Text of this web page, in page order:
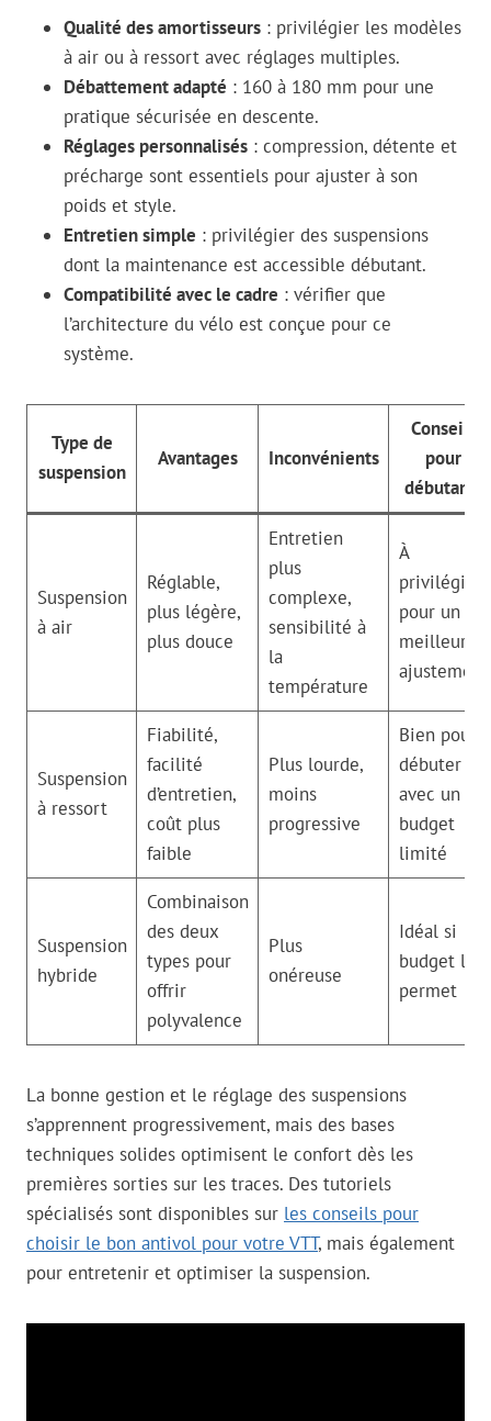
Qualité des amortisseurs : privilégier les modèles
à air ou à ressort avec réglages multiples.
Débattement adapté : 160 à 180 mm pour une
pratique sécurisée en descente.
Réglages personnalisés : compression, détente et
précharge sont essentiels pour ajuster à son
poids et style.
Entretien simple : privilégier des suspensions
dont la maintenance est accessible débutant.
Compatibilité avec le cadre : vérifier que
l’architecture du vélo est conçue pour ce
système.
Type de
suspension
Avantages Inconvénients
Conseils
pour
débutants
Suspension
à air
Réglable,
plus légère,
plus douce
Entretien
plus
complexe,
sensibilité à
la
température
À
privilégier
pour un
meilleur
ajustement
Suspension
à ressort
Fiabilité,
facilité
d’entretien,
coût plus
faible
Plus lourde,
moins
progressive
Bien pour
débuter
avec un
budget
limité
Suspension
hybride
Combinaison
des deux
types pour
offrir
polyvalence
Plus
onéreuse
Idéal si
budget le
permet
La bonne gestion et le réglage des suspensions
s’apprennent progressivement, mais des bases
techniques solides optimisent le confort dès les
premières sorties sur les traces. Des tutoriels
spécialisés sont disponibles sur les conseils pour
choisir le bon antivol pour votre VTT, mais également
pour entretenir et optimiser la suspension.